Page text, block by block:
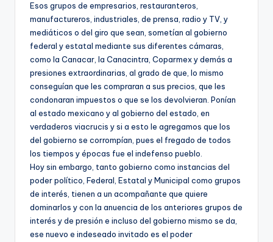
Esos grupos de empresarios, restauranteros,
manufactureros, industriales, de prensa, radio y TV, y
mediáticos o del giro que sean, sometían al gobierno
federal y estatal mediante sus diferentes cámaras,
como la Canacar, la Canacintra, Coparmex y demás a
presiones extraordinarias, al grado de que, lo mismo
conseguían que les compraran a sus precios, que les
condonaran impuestos o que se los devolvieran. Ponían
al estado mexicano y al gobierno del estado, en
verdaderos viacrucis y si a esto le agregamos que los
del gobierno se corrompían, pues el fregado de todos
los tiempos y épocas fue el indefenso pueblo.
Hoy sin embargo, tanto gobierno como instancias del
poder político, Federal, Estatal y Municipal como grupos
de interés, tienen a un acompañante que quiere
dominarlos y con la anuencia de los anteriores grupos de
interés y de presión e incluso del gobierno mismo se da,
ese nuevo e indeseado invitado es el poder